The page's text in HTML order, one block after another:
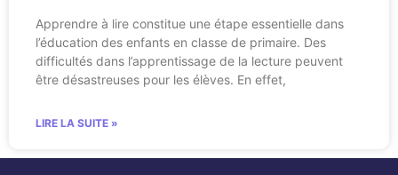
Apprendre à lire constitue une étape essentielle dans
l’éducation des enfants en classe de primaire. Des
difficultés dans l’apprentissage de la lecture peuvent
être désastreuses pour les élèves. En effet,
LIRE LA SUITE »